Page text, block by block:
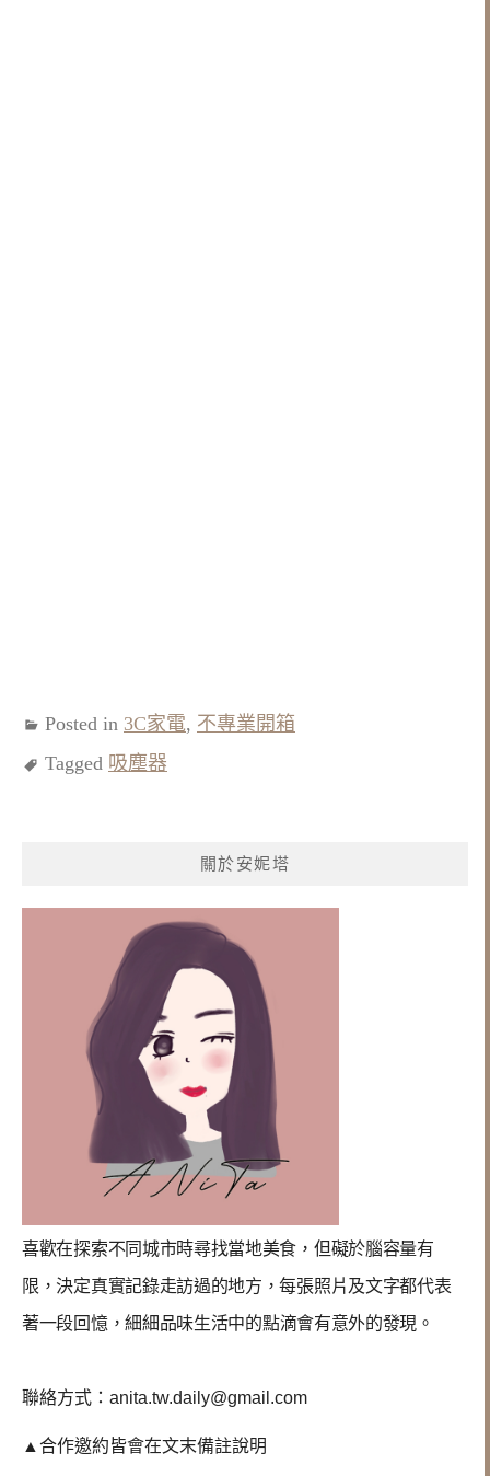
Posted in 3C家電, 不專業開箱
Tagged 吸塵器
關於安妮塔
喜歡在探索不同城市時尋找當地美食，但礙於腦容量有
限，決定真實記錄走訪過的地方，每張照片及文字都代表
著一段回憶，細細品味生活中的點滴會有意外的發現 。
聯絡方式： anita.tw.daily@gmail.com
▲合作邀約皆會在文末備註說明